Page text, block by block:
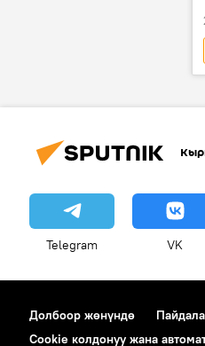
Telegram VK
Долбоор жөнүндө
Cookie колдонуу жана